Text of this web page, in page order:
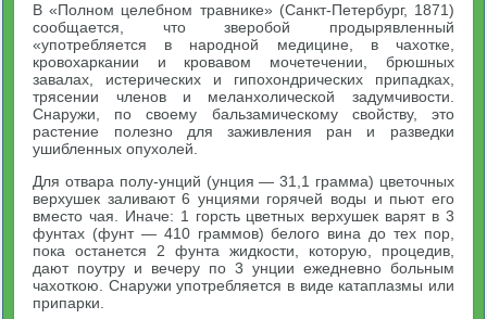
В «Полном целебном травнике» (Санкт-Петербург, 1871)
сообщается, что зверобой продырявленный
«употребляется в народной медицине, в чахотке,
кровохаркании и кровавом мочетечении, брюшных
завалах, истерических и гипохондрических припадках,
трясении членов и меланхолической задумчивости.
Снаружи, по своему бальзамическому свойству, это
растение полезно для заживления ран и разведки
ушибленных опухолей.
Для отвара полу-унций (унция — 31,1 грамма) цветочных
верхушек заливают 6 унциями горячей воды и пьют его
вместо чая. Иначе: 1 горсть цветных верхушек варят в 3
фунтах (фунт — 410 граммов) белого вина до тех пор,
пока останется 2 фунта жидкости, которую, процедив,
дают поутру и вечеру по 3 унции ежедневно больным
чахоткою. Снаружи употребляется в виде катаплазмы или
припарки.